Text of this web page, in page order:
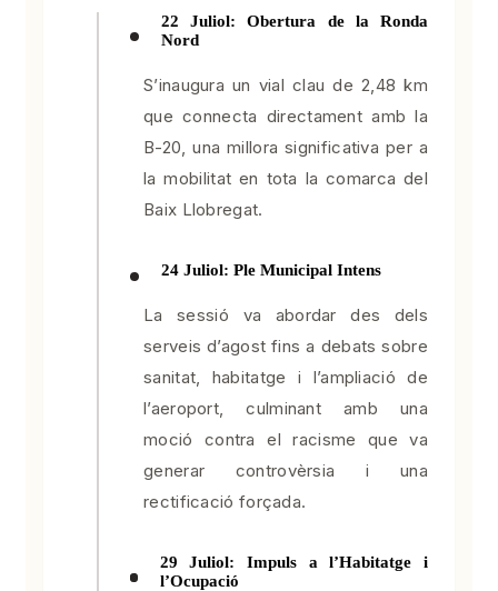
22 Juliol: Obertura de la Ronda
Nord
S’inaugura un vial clau de 2,48 km
que connecta directament amb la
B-20, una millora significativa per a
la mobilitat en tota la comarca del
Baix Llobregat.
24 Juliol: Ple Municipal Intens
La sessió va abordar des dels
serveis d’agost fins a debats sobre
sanitat, habitatge i l’ampliació de
l’aeroport, culminant amb una
moció contra el racisme que va
generar controvèrsia i una
rectificació forçada.
29 Juliol: Impuls a l’Habitatge i
l’Ocupació